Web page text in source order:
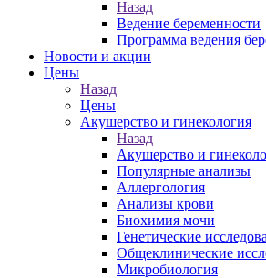
Назад
Ведение беременности
Программа ведения
Новости и акции
Цены
Назад
Цены
Акушерство и гинекология
Назад
Акушерство и
Популярные анализы
Аллергология
Анализы крови
Биохимия мочи
Генетические
Общеклинические
Микробиология